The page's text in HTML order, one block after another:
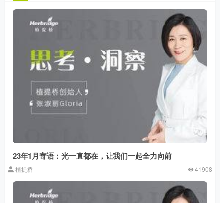
23年1月寄语：光一直都在，让我们一起全力向前
植提桥 41908